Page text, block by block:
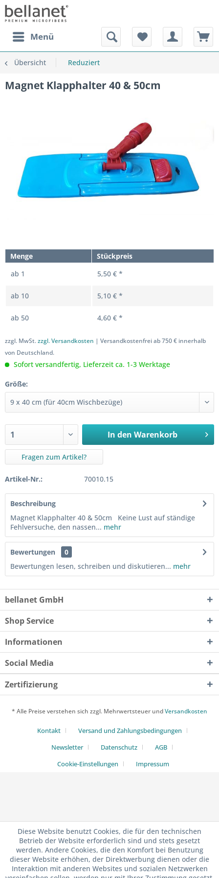
Menü
Übersicht Reduziert
Magnet Klapphalter 40 & 50cm
Menge
Stückpreis
ab 1 5,50 € *
ab 10 5,10 € *
ab 50 4,60 € *
zzgl. MwSt.zzgl. Versandkosten | Versandkostenfrei ab 750 € innerhalb
von Deutschland.
Sofort versandfertig, Lieferzeit ca. 1-3 Werktage
Größe:
In den Warenkorb
Fragen zum Artikel?
Artikel-Nr.: 70010.15
Beschreibung
Magnet Klapphalter 40 & 50cm Keine Lust auf ständige
Fehlversuche, den nassen... mehr
Bewertungen
0
Bewertungen lesen, schreiben und diskutieren... mehr
bellanet GmbH
Shop Service
Informationen
Social Media
Zertifizierung
* Alle Preise verstehen sich zzgl. Mehrwertsteuer undVersandkosten
Kontakt
Versand und Zahlungsbedingungen
Newsletter
Datenschutz
AGB
Cookie-Einstellungen
Impressum
Diese Website benutzt Cookies, die für den technischen
Betrieb der Website erforderlich sind und stets gesetzt
werden. Andere Cookies, die den Komfort bei Benutzung
dieser Website erhöhen, der Direktwerbung dienen oder die
Interaktion mit anderen Websites und sozialen Netzwerken